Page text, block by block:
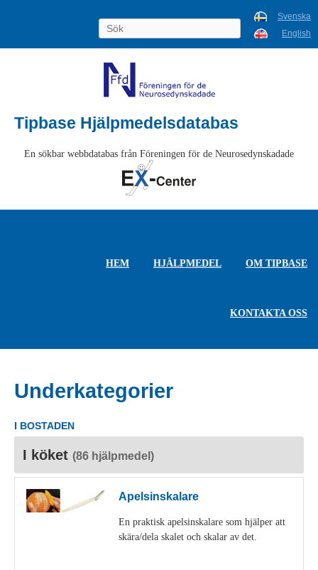
Svenska
English
Tipbase Hjälpmedelsdatabas
En sökbar webbdatabas från Föreningen för de Neurosedynskadade
HEM HJÄLPMEDEL OM TIPBASE
KONTAKTA OSS
Underkategorier
I BOSTADEN
I köket (86 hjälpmedel)
Apelsinskalare
En praktisk apelsinskalare som hjälper att
skära/dela skalet och skalar av det.